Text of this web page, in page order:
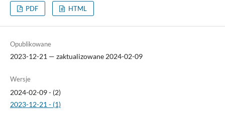
PDF HTML
Opublikowane
2023-12-21 — zaktualizowane 2024-02-09
Wersje
2024-02-09 - (2)
2023-12-21 - (1)